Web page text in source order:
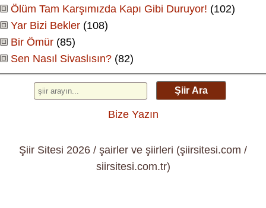
Ölüm Tam Karşımızda Kapı Gibi Duruyor! (102)
Yar Bizi Bekler (108)
Bir Ömür (85)
Sen Nasıl Sivaslısın? (82)
Şiir Ara
Bize Yazın
Şiir Sitesi 2026 / şairler ve şiirleri (şiirsitesi.com /
siirsitesi.com.tr)